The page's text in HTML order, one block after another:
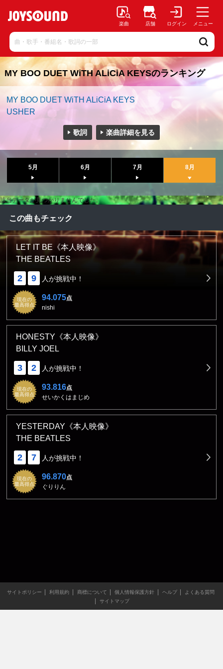
楽曲 店舗 ログイン メニュー
MY BOO DUET WiTH ALiCiA KEYSのランキング
MY BOO DUET WiTH ALiCiA KEYS
USHER
歌詞 楽曲詳細を見る
5月 6月 7月 8月
該当データが見つかりませんでした。
この曲もチェック
LET IT BE《本人映像》
THE BEATLES
2 9 人が挑戦中！
現在の
最高得点
94.075点
nishi
HONESTY《本人映像》
BILLY JOEL
3 2 人が挑戦中！
現在の
最高得点
93.816点
せいかくはまじめ
YESTERDAY《本人映像》
THE BEATLES
2 7 人が挑戦中！
現在の
最高得点
96.870点
ぐりりん
サイトポリシー 利用規約 商標について 個人情報保護方針 ヘルプ
よくある質問
サイトマップ